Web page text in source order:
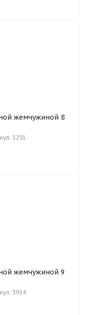
жемчужиной 8
5291
жемчужиной 9
3954